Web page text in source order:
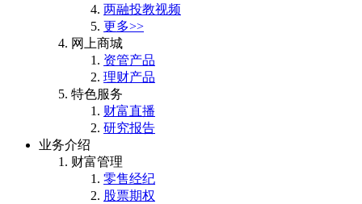
两融投教视频
更多>>
网上商城
资管产品
理财产品
特色服务
财富直播
研究报告
业务介绍
财富管理
零售经纪
股票期权